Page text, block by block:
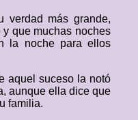
verdad más grande,
que muchas noches
la noche para ellos
aquel suceso la notó
aunque ella dice que
familia.